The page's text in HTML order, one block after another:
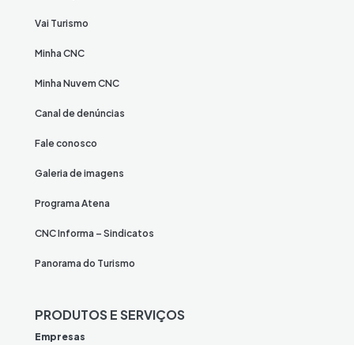
Vai Turismo
Minha CNC
Minha Nuvem CNC
Canal de denúncias
Fale conosco
Galeria de imagens
Programa Atena
CNC Informa – Sindicatos
Panorama do Turismo
PRODUTOS E SERVIÇOS
Empresas